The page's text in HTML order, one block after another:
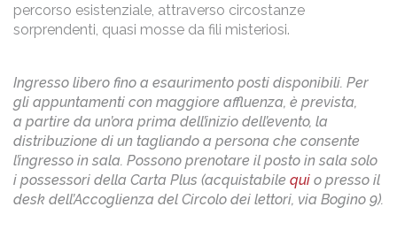
percorso esistenziale, attraverso circostanze
sorprendenti, quasi mosse da fili misteriosi.
Ingresso libero fino a esaurimento posti disponibili. Per
gli appuntamenti con maggiore affluenza, è prevista,
a partire da un’ora prima dell’inizio dell’evento, la
distribuzione di un tagliando a persona che consente
l’ingresso in sala. Possono prenotare il posto in sala solo
i possessori della Carta Plus (acquistabile qui o presso il
desk dell’Accoglienza del Circolo dei lettori, via Bogino 9).